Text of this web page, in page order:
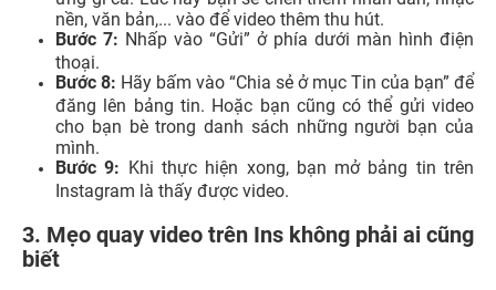
nền, văn bản,... vào để video thêm thu hút.
Bước 7: Nhấp vào “Gửi” ở phía dưới màn hình điện
thoại.
Bước 8: Hãy bấm vào “Chia sẻ ở mục Tin của bạn” để
đăng lên bảng tin. Hoặc bạn cũng có thể gửi video
cho bạn bè trong danh sách những người bạn của
mình.
Bước 9: Khi thực hiện xong, bạn mở bảng tin trên
Instagram là thấy được video.
3. Mẹo quay video trên Ins không phải ai cũng
biết